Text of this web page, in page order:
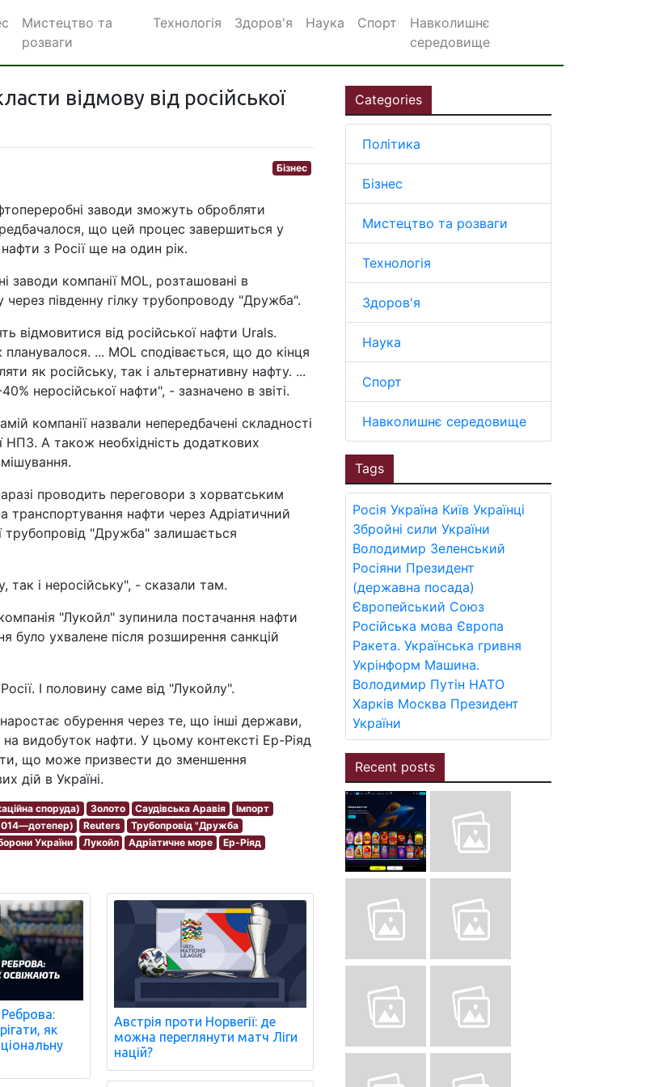
Мистецтво та
розваги
Технологія Здоров'я Наука Спорт
Навколишнє
середовище
відмову від російської
Бізнес
заводи зможуть обробляти
що цей процес завершиться у
з Росії ще на один рік.
заводи компанії MOL, розташовані в
південну гілку трубопроводу "Дружба".
відмовитися від російської нафти Urals.
... MOL сподівається, що до кінця
як російську, так і альтернативну нафту. ...
неросійської нафти", - зазначено в звіті.
компанії назвали непередбачені складності
НПЗ. А також необхідність додаткових
проводить переговори з хорватським
нафти через Адріатичний
трубопровід "Дружба" залишається
так і неросійську", - сказали там.
"Лукойл" зупинила постачання нафти
ухвалене після розширення санкцій
І половину саме від "Лукойлу".
наростає обурення через те, що інші держави,
видобуток нафти. У цьому контексті Ер-Ріяд
що може призвести до зменшення
дій в Україні.
споруда) Золото Саудівська Аравія
Імпорт
Reuters
Трубопровід "Дружба
України Лукойл Адріатичне море Ер-Ріяд
як
Австрія проти Норвегії: де
можна переглянути матч Ліги
націй?
Categories
Політика
Бізнес
Мистецтво та розваги
Технологія
Здоров'я
Наука
Спорт
Навколишнє середовище
Tags
Росія Україна Київ Українці
Збройні сили України
Володимир Зеленський
Росіяни Президент
(державна посада)
Європейський Союз
Російська мова Європа
Ракета. Українська гривня
Укрінформ Машина.
Володимир Путін НАТО
Харків Москва Президент
України
Recent posts